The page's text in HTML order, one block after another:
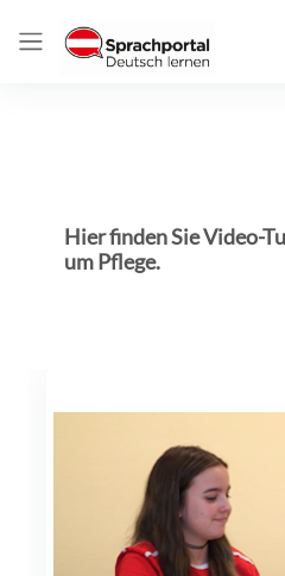
Side panel
Hier finden Sie Video-
um Pflege.